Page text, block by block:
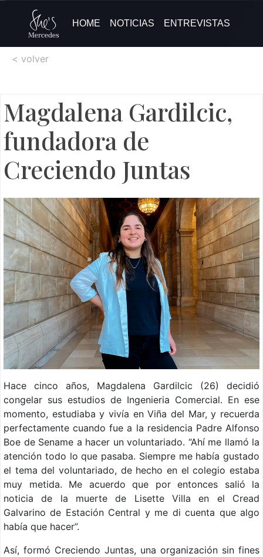
HOME NOTICIAS ENTREVISTAS
< volver
Magdalena Gardilcic,
fundadora de
Creciendo Juntas
Hace cinco años, Magdalena Gardilcic (26) decidió
congelar sus estudios de Ingenieria Comercial. En ese
momento, estudiaba y vivía en Viña del Mar, y recuerda
perfectamente cuando fue a la residencia Padre Alfonso
Boe de Sename a hacer un voluntariado. “Ahí me llamó la
atención todo lo que pasaba. Siempre me había gustado
el tema del voluntariado, de hecho en el colegio estaba
muy metida. Me acuerdo que por entonces salió la
noticia de la muerte de Lisette Villa en el Cread
Galvarino de Estación Central y me di cuenta que algo
había que hacer”.
Así, formó Creciendo Juntas, una organización sin fines